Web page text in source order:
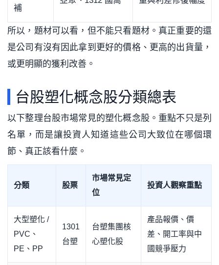
補
所以，題材可以看，但不能只看題材。真正重要的還
是公司有沒有因此拿到更好的價格、更高的出貨量，
或更明顯的獲利改善。
台股塑化概念股分類總表
以下整理台股市場常見的塑化概念股。重點不只是列
名單，而是讓投資人知道這些公司大致位在哪個環
節、真正該看什麼。
分類 股票
市場常見定
位
投資人觀察重點
大型塑化 /
PVC、
PE、PP
1301
台塑
台塑集團核
心塑化股
產品報價、價
差、開工率與中
國競爭壓力